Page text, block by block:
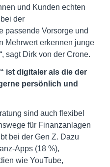
und Kunden echten
der
passende Vorsorge und
Mehrwert erkennen junge
sagt Dirk von der Crone.
ist digitaler als die der
persönlich und
sind auch flexibel
für Finanzanlagen
bei der Gen Z. Dazu
Apps (18 %),
wie YouTube,